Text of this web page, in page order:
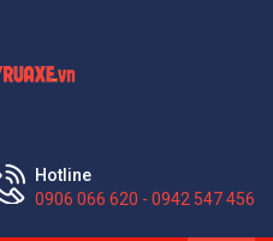
Hotline
0906 066 620 - 0942 547 456